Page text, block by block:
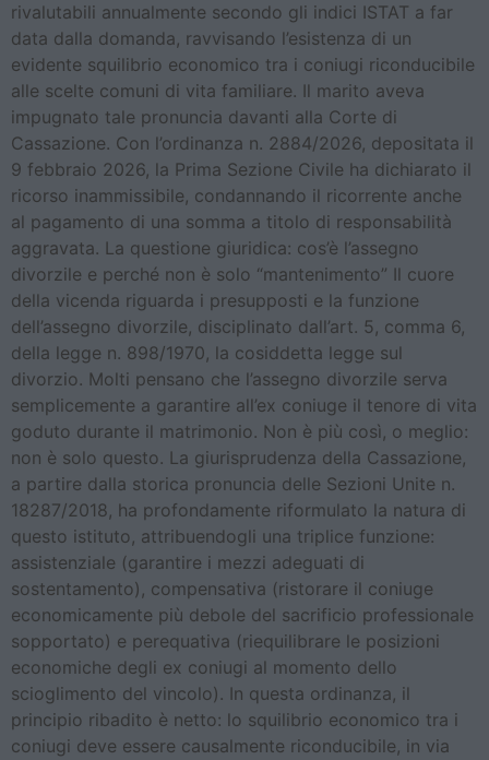
rivalutabili annualmente secondo gli indici ISTAT a far
data dalla domanda, ravvisando l’esistenza di un
evidente squilibrio economico tra i coniugi riconducibile
alle scelte comuni di vita familiare. Il marito aveva
impugnato tale pronuncia davanti alla Corte di
Cassazione. Con l’ordinanza n. 2884/2026, depositata il
9 febbraio 2026, la Prima Sezione Civile ha dichiarato il
ricorso inammissibile, condannando il ricorrente anche
al pagamento di una somma a titolo di responsabilità
aggravata. La questione giuridica: cos’è l’assegno
divorzile e perché non è solo “mantenimento” Il cuore
della vicenda riguarda i presupposti e la funzione
dell’assegno divorzile, disciplinato dall’art. 5, comma 6,
della legge n. 898/1970, la cosiddetta legge sul
divorzio. Molti pensano che l’assegno divorzile serva
semplicemente a garantire all’ex coniuge il tenore di vita
goduto durante il matrimonio. Non è più così, o meglio:
non è solo questo. La giurisprudenza della Cassazione,
a partire dalla storica pronuncia delle Sezioni Unite n.
18287/2018, ha profondamente riformulato la natura di
questo istituto, attribuendogli una triplice funzione:
assistenziale (garantire i mezzi adeguati di
sostentamento), compensativa (ristorare il coniuge
economicamente più debole del sacrificio professionale
sopportato) e perequativa (riequilibrare le posizioni
economiche degli ex coniugi al momento dello
scioglimento del vincolo). In questa ordinanza, il
principio ribadito è netto: lo squilibrio economico tra i
coniugi deve essere causalmente riconducibile, in via